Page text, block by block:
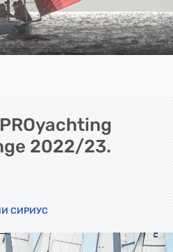
2022/23.
СИРИУС